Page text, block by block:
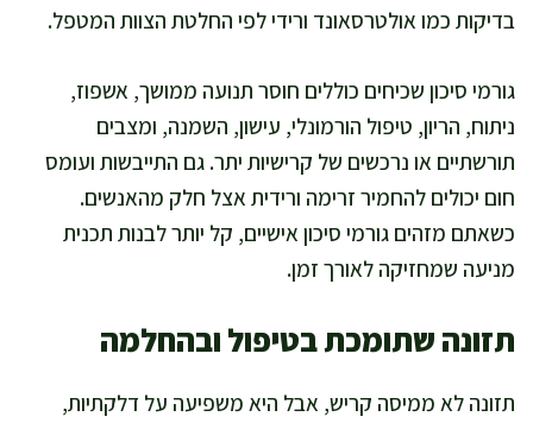
בדיקות כמו אולטרסאונד ורידי לפי החלטת הצוות המטפל.
גורמי סיכון שכיחים כוללים חוסר תנועה ממושך, אשפוז,
ניתוח, הריון, טיפול הורמונלי, עישון, השמנה, ומצבים
תורשתיים או נרכשים של קרישיות יתר. גם התייבשות ועומס
חום יכולים להחמיר זרימה ורידית אצל חלק מהאנשים.
כשאתם מזהים גורמי סיכון אישיים, קל יותר לבנות תכנית
מניעה שמחזיקה לאורך זמן.
תזונה שתומכת בטיפול ובהחלמה
תזונה לא ממיסה קריש, אבל היא משפיעה על דלקתיות,